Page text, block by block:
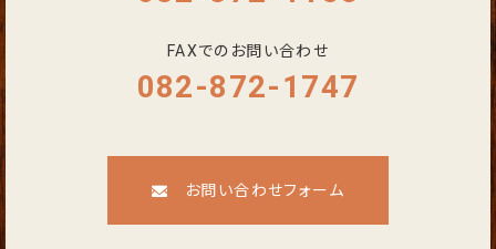
FAXでのお問い合わせ
082-872-1747
お問い合わせフォーム